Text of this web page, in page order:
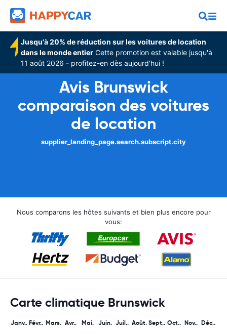
Jusqu'à 20% de réduction sur les voitures de location
dans le monde entier Cette promotion est valable jusqu'à
11 août 2026 - profitez-en dès aujourd'hui !
Avis Brunswick
comparaison des voitures
de location
supplier_landing_page.search.subscript.city
Nous comparons les hôtes suivants et bien plus encore pour
vous:
Carte climatique Brunswick
Janv.. Févr.. Mars. Avr.. Mai. Juin. Juil.. Août. Sept.. Oct.. Nov.. Déc..